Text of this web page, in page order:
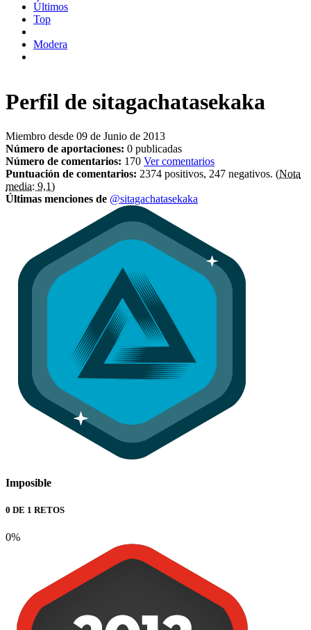
Últimos
Top
Modera
Perfil de sitagachatasekaka
Miembro desde 09 de Junio de 2013
Número de aportaciones: 0 publicadas
Número de comentarios: 170 Ver comentarios
Puntuación de comentarios: 2374 positivos, 247 negativos. (Nota
media: 9,1)
Últimas menciones de @sitagachatasekaka
Imposible
0 DE 1 RETOS
0%